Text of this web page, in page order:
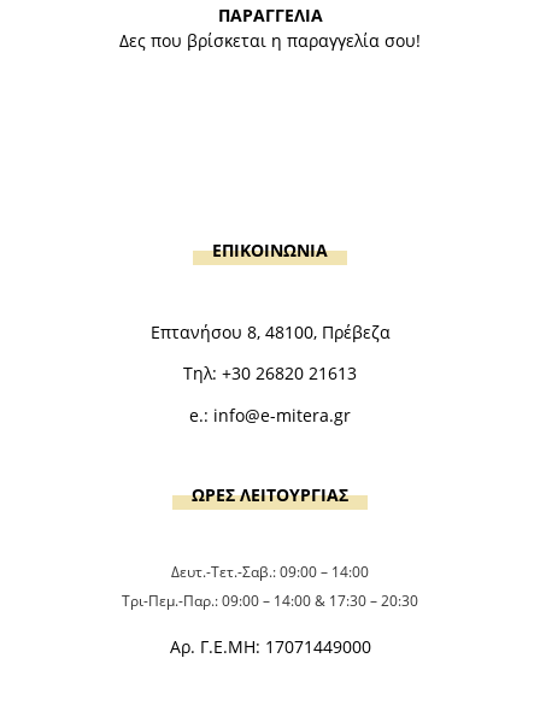
ΠΑΡΑΓΓΕΛΙΑ
Δες που βρίσκεται η παραγγελία σου!
ΕΠΙΚΟΙΝΩΝΙΑ
Επτανήσου 8, 48100, Πρέβεζα
Τηλ: +30 26820 21613
e.: info@e-mitera.gr
ΩΡΕΣ ΛΕΙΤΟΥΡΓΙΑΣ
Δευτ.-Τετ.-Σαβ.: 09:00 – 14:00
Τρι-Πεμ.-Παρ.: 09:00 – 14:00 & 17:30 – 20:30
Αρ. Γ.Ε.ΜΗ: 17071449000